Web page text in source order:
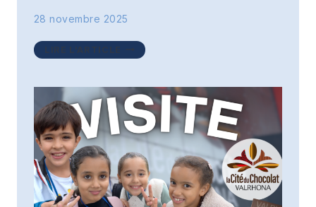
28 novembre 2025
AVEC
LA
MAISON
D’IZIEU
!